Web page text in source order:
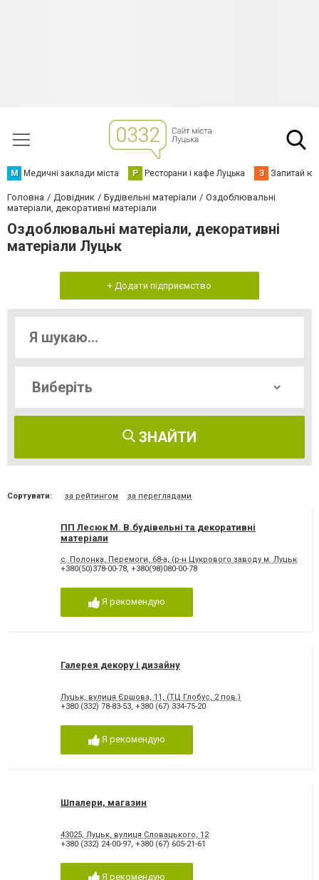
М Медичні заклади міста Р Ресторани і кафе Луцька З Запитай
Головна Довідник Будівельні матеріали
Оздоблювальні
матеріали, декоративні матеріали
Оздоблювальні матеріали, декоративні
матеріали Луцьк
+ Додати підприємство
ЗНАЙТИ
Сортувати: за рейтингом за переглядами
ПП Лесюк М. В.будівельні та декоративні
матеріали
с. Полонка, Перемоги, 68-а, (р-н Цукрового заводу м. Луцька)
+380(50)378-00-78, +380(98)080-00-78
Я рекомендую
Галерея декору і дизайну
Луцьк, вулиця Єршова, 11, (ТЦ Глобус, 2 пов.)
+380 (332) 78-83-53, +380 (67) 334-75-20
Я рекомендую
Шпалери, магазин
43025, Луцьк, вулиця Словацького, 12
+380 (332) 24-00-97, +380 (67) 605-21-61
Я рекомендую